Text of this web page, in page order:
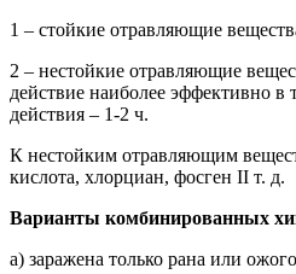
1 – стойкие отравляющие
2 – нестойкие отравляющие
действие наиболее эффективно в
действия – 1-2 ч.
К нестойким отравляющим
кислота, хлорциан, фосген II т. д.
Варианты комбинированных
а) заражена только рана или